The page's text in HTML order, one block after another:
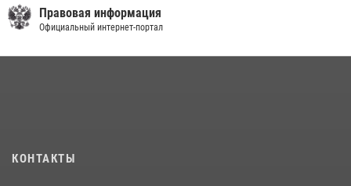
секретами своего семейного счастья
08 июля 2026, 07:48 4
Правовая информация
Официальный интернет-портал
КОНТАКТЫ